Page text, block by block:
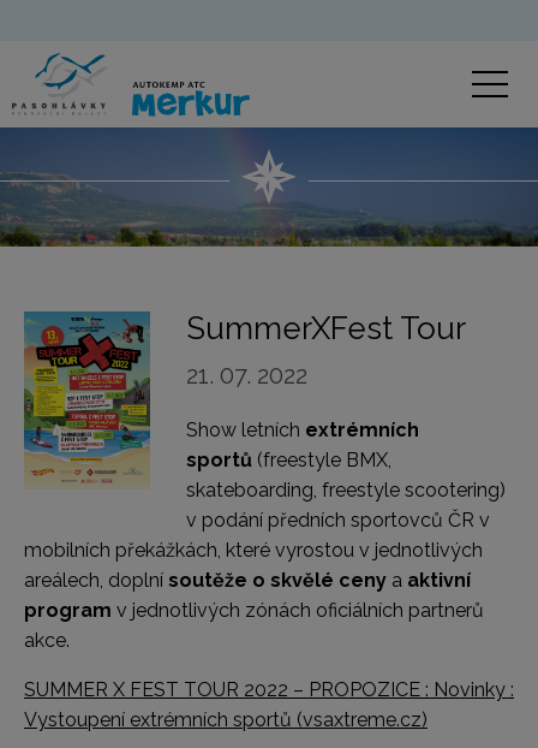
SummerXFest Tour
21. 07. 2022
Show letních extrémních
sportů(freestyle BMX,
skateboarding, freestyle scootering)
v podání předních sportovců ČR v
mobilních překážkách, které vyrostou v jednotlivých
areálech, doplní soutěže o skvělé ceny a aktivní
program v jednotlivých zónách oficiálních partnerů
akce.
SUMMER X FEST TOUR 2022 – PROPOZICE : Novinky :
Vystoupení extrémních sportů (vsaxtreme.cz)